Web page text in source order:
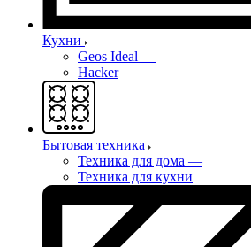
Кухни
Geos Ideal —
Hacker
Бытовая техника
Техника для дома —
Техника для кухни